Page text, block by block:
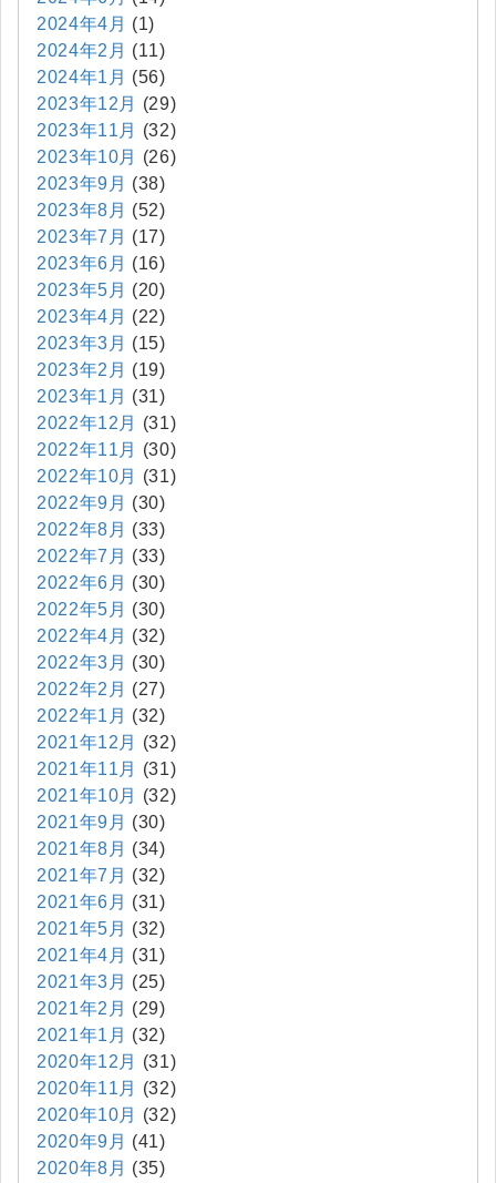
2024年4月 (1)
2024年2月 (11)
2024年1月 (56)
2023年12月
(29)
2023年11月
(32)
2023年10月
(26)
2023年9月 (38)
2023年8月 (52)
2023年7月 (17)
2023年6月 (16)
2023年5月 (20)
2023年4月 (22)
2023年3月 (15)
2023年2月 (19)
2023年1月 (31)
2022年12月
(31)
2022年11月
(30)
2022年10月
(31)
2022年9月 (30)
2022年8月 (33)
2022年7月 (33)
2022年6月 (30)
2022年5月 (30)
2022年4月 (32)
2022年3月 (30)
2022年2月 (27)
2022年1月 (32)
2021年12月
(32)
2021年11月
(31)
2021年10月
(32)
2021年9月 (30)
2021年8月 (34)
2021年7月 (32)
2021年6月 (31)
2021年5月 (32)
2021年4月 (31)
2021年3月 (25)
2021年2月 (29)
2021年1月 (32)
2020年12月
(31)
2020年11月
(32)
2020年10月
(32)
2020年9月 (41)
2020年8月 (35)